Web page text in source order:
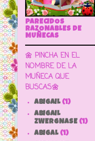
PARECIDOS
RAZONABLES DE
MUÑECAS
🌼 PINCHA EN EL
NOMBRE DE LA
MUÑECA QUE
BUSCAS🌼
ABIGAIL (1)
ABIGAIL
ZWERGNASE (1)
ABIGAL (1)